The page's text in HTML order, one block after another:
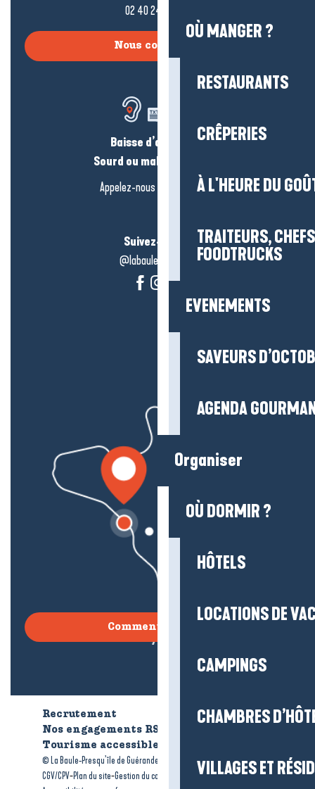
OÙ MANGER ?
RESTAURANTS
CRÊPERIES
À L'HEURE DU
TRAITEURS,
FOODTRUCKS
EVENEMENTS
SAVEURS
AGENDA
Organiser
OÙ DORMIR ?
HÔTELS
LOCATIONS DE
CAMPINGS
CHAMBRES
VILLAGES ET
02 40 24 34 44
Nous contacter
Baisse d’audition ?
Sourd ou malentendant ?
Appelez-nous en
cliquant-ici
Suivez-nous !
@labauleguérande
Comment venir ?
Recrutement
Qui sommes-nous ?
Nos engagements RSE
Tourisme accessible
© La Baule-Presqu’île de Guérande tourisme Mentions légales-
CGV/CPV-Plan du site-Gestion du consentement -